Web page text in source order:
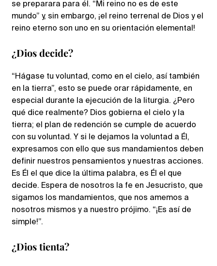
se preparara para él. “Mi reino no es de este
mundo” y, sin embargo, ¡el reino terrenal de Dios y el
reino eterno son uno en su orientación elemental!
¿Dios decide?
“Hágase tu voluntad, como en el cielo, así también
en la tierra”, esto se puede orar rápidamente, en
especial durante la ejecución de la liturgia. ¿Pero
qué dice realmente? Dios gobierna el cielo y la
tierra; el plan de redención se cumple de acuerdo
con su voluntad. Y si le dejamos la voluntad a Él,
expresamos con ello que sus mandamientos deben
definir nuestros pensamientos y nuestras acciones.
Es Él el que dice la última palabra, es Él el que
decide. Espera de nosotros la fe en Jesucristo, que
sigamos los mandamientos, que nos amemos a
nosotros mismos y a nuestro prójimo. “¡Es así de
simple!”.
¿Dios tienta?